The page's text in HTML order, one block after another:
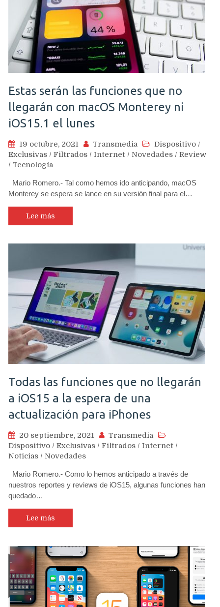
Estas serán las funciones que no
llegarán con macOS Monterey ni
iOS15.1 el lunes
19 octubre, 2021 Transmedia Dispositivo /
Exclusivas / Filtrados / Internet / Novedades / Review
/ Tecnología
Mario Romero.- Tal como hemos ido anticipando, macOS
Monterey se espera se lance en su versión final para el…
Lee más
Todas las funciones que no llegarán
a iOS15 a la espera de una
actualización para iPhones
20 septiembre, 2021
Transmedia
Dispositivo / Exclusivas / Filtrados / Internet /
Noticias / Novedades
Mario Romero.- Como lo hemos anticipado a través de
nuestros reportes y reviews de iOS15, algunas funciones han
quedado…
Lee más